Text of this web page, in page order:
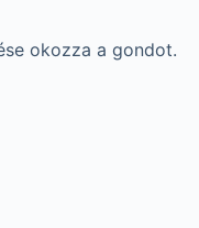
okozza a gondot.